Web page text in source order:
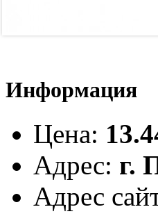
Информация
Цена:
Адрес: г.
Адрес